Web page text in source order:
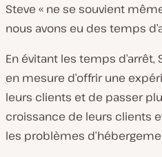
Steve « ne se souvient
nous avons eu des temps
En évitant les temps
en mesure d’offrir une
leurs clients et de passer
croissance de leurs clients
les problèmes